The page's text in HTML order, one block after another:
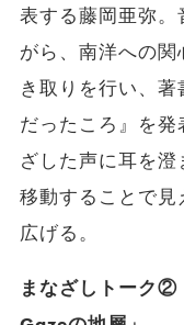
表する藤岡亜弥
がら、南洋への
き取りを行い、
だったころ』を
ざした声に耳を澄
移動することで見
広げる。
まなざしトーク②